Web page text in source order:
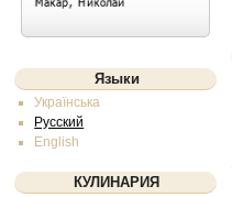
Языки
Українська
Русский
English
КУЛИНАРИЯ